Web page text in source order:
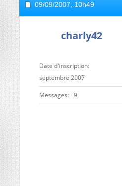
09/09/2007, 10h49
charly42
Date d'inscription
septembre 2007
Messages 9